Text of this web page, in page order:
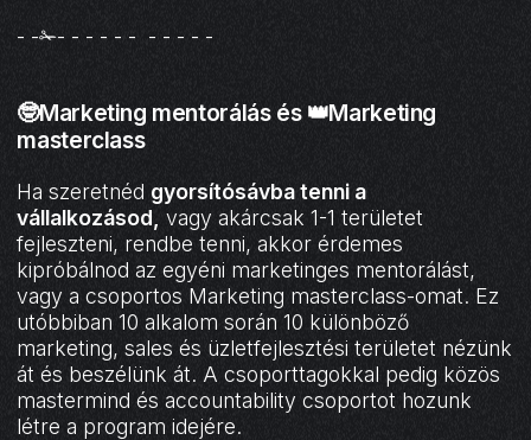
- -✁- - - - - - - - - - -
🤓Marketing mentorálás és 👑Marketing
masterclass
Ha szeretnéd gyorsítósávba tenni a
vállalkozásod, vagy akárcsak 1-1 területet
fejleszteni, rendbe tenni, akkor érdemes
kipróbálnod az egyéni marketinges mentorálást,
vagy a csoportos Marketing masterclass-omat. Ez
utóbbiban 10 alkalom során 10 különböző
marketing, sales és üzletfejlesztési területet nézünk
át és beszélünk át. A csoporttagokkal pedig közös
mastermind és accountability csoportot hozunk
létre a program idejére.